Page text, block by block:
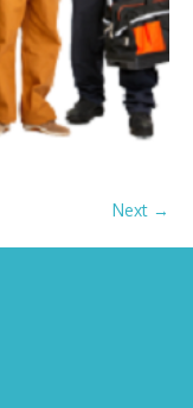
Next →